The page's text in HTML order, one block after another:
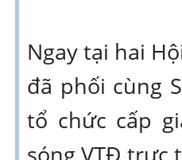
Ngay tại hai
đã phối cùng
tổ chức cấp